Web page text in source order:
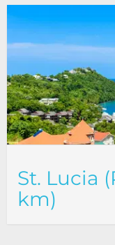
St. Lucia
km)